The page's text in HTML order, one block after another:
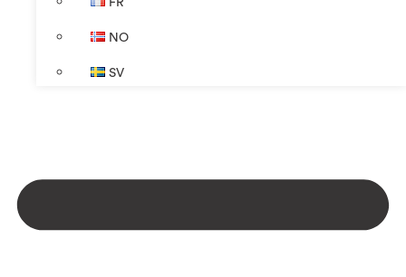
FR
NO
SV